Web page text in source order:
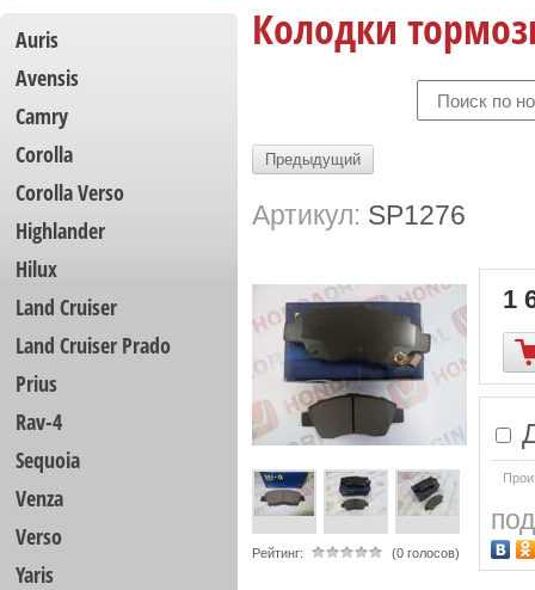
Auris
Avensis
Camry
Corolla
Сorolla Verso
Highlander
Hilux
Land Cruiser
Land Cruiser Prado
Prius
Rav-4
Sequoia
Venza
Verso
Yaris
Колодки
Предыдущий
Артикул: SP1276
Рейтинг: (0 голосов)
1